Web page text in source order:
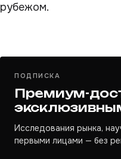
рубежом.
ПОДПИСКА
Премиум-
Исследования рынка,
первыми лицами — без